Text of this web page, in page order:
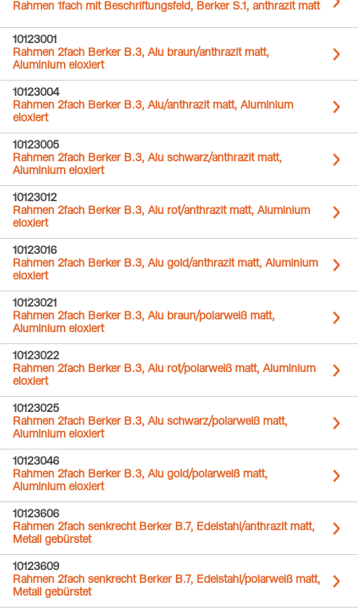
Rahmen 1fach mit Beschriftungsfeld, Berker S.1, anthrazit matt
10123001
Rahmen 2fach Berker B.3, Alu braun/anthrazit matt,
Aluminium eloxiert
10123004
Rahmen 2fach Berker B.3, Alu/anthrazit matt, Aluminium
eloxiert
10123005
Rahmen 2fach Berker B.3, Alu schwarz/anthrazit matt,
Aluminium eloxiert
10123012
Rahmen 2fach Berker B.3, Alu rot/anthrazit matt, Aluminium
eloxiert
10123016
Rahmen 2fach Berker B.3, Alu gold/anthrazit matt, Aluminium
eloxiert
10123021
Rahmen 2fach Berker B.3, Alu braun/polarweiß matt,
Aluminium eloxiert
10123022
Rahmen 2fach Berker B.3, Alu rot/polarweiß matt, Aluminium
eloxiert
10123025
Rahmen 2fach Berker B.3, Alu schwarz/polarweiß matt,
Aluminium eloxiert
10123046
Rahmen 2fach Berker B.3, Alu gold/polarweiß matt,
Aluminium eloxiert
10123606
Rahmen 2fach senkrecht Berker B.7, Edelstahl/anthrazit matt,
Metall gebürstet
10123609
Rahmen 2fach senkrecht Berker B.7, Edelstahl/polarweiß matt,
Metall gebürstet